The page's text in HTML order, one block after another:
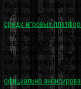
Xbox 360 — вторая по
Microsoft, которая
среди игровых
PlayStation 3 от Sony
Некоторые из
сервисом Xbox Live,
также загружать
демоверсии,
официально